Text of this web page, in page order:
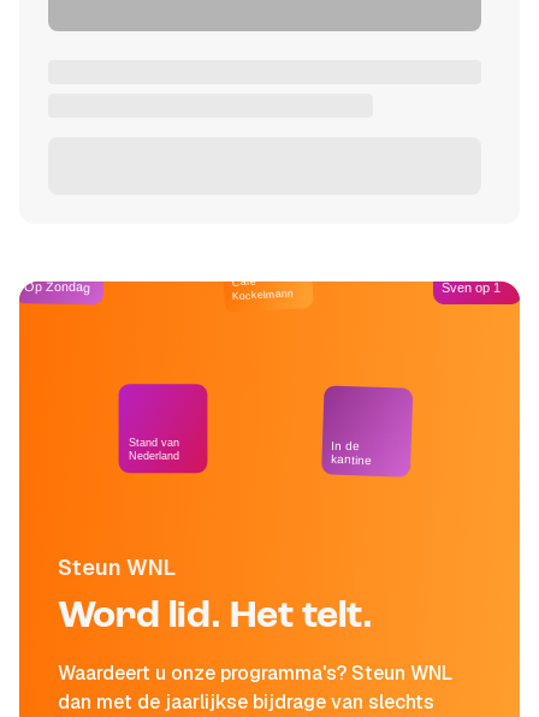
Steun WNL
Word lid. Het telt.
Waardeert u onze programma's? Steun WNL
dan met de jaarlijkse bijdrage van slechts
Op Zondag
Stand van
Nederland
Café
Kockelmann
In de
kantine
Sven op 1